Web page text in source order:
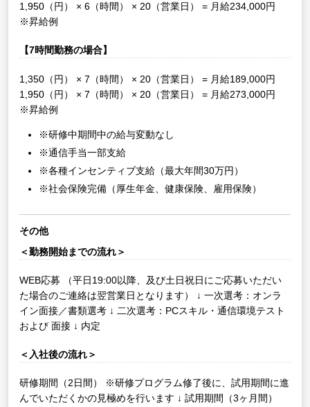
1,950（円） × 6（時間） × 20（営業日） = 月給234,000円
※昇給例
【7時間勤務の場合】
1,350（円） × 7（時間） × 20（営業日） = 月給189,000円
1,950（円） × 7（時間） × 20（営業日） = 月給273,000円
※昇給例
※研修中期間中の給与変動なし
※通信手当一部支給
※各種インセンティブ支給（最大年間30万円）
※社会保険完備（厚生年金、健康保険、雇用保険）
その他
＜勤務開始までの流れ＞
WEB応募 （平日19:00以降、及び土日祝日にご応募いただい
た場合のご連絡は翌営業日となります）
↓ 一次選考：オンラ
イン面接／書類選考 ↓ 二次選考：PCスキル・通信環境テスト
および 面接 ↓ 内定
＜入社後の流れ＞
研修期間（2日間）
※研修プログラム修了後に、試用期間に進
んでいただくかの見極めを行います ↓ 試用期間（3ヶ月間）